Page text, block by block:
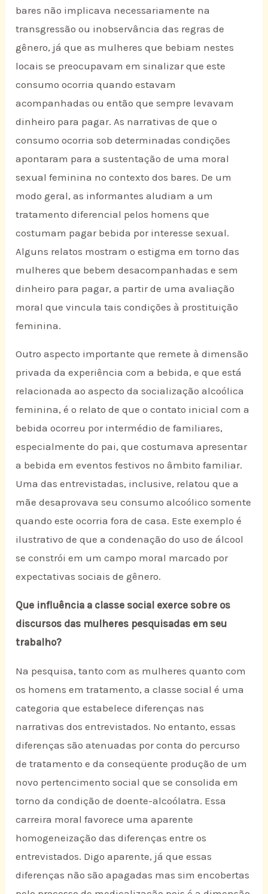
bares não implicava necessariamente na
transgressão ou inobservância das regras de
gênero, já que as mulheres que bebiam nestes
locais se preocupavam em sinalizar que este
consumo ocorria quando estavam
acompanhadas ou então que sempre levavam
dinheiro para pagar. As narrativas de que o
consumo ocorria sob determinadas condições
apontaram para a sustentação de uma moral
sexual feminina no contexto dos bares. De um
modo geral, as informantes aludiam a um
tratamento diferencial pelos homens que
costumam pagar bebida por interesse sexual.
Alguns relatos mostram o estigma em torno das
mulheres que bebem desacompanhadas e sem
dinheiro para pagar, a partir de uma avaliação
moral que vincula tais condições à prostituição
feminina.
Outro aspecto importante que remete à dimensão
privada da experiência com a bebida, e que está
relacionada ao aspecto da socialização alcoólica
feminina, é o relato de que o contato inicial com a
bebida ocorreu por intermédio de familiares,
especialmente do pai, que costumava apresentar
a bebida em eventos festivos no âmbito familiar.
Uma das entrevistadas, inclusive, relatou que a
mãe desaprovava seu consumo alcoólico somente
quando este ocorria fora de casa. Este exemplo é
ilustrativo de que a condenação do uso de álcool
se constrói em um campo moral marcado por
expectativas sociais de gênero.
Que influência a classe social exerce sobre os
discursos das mulheres pesquisadas em seu
trabalho?
Na pesquisa, tanto com as mulheres quanto com
os homens em tratamento, a classe social é uma
categoria que estabelece diferenças nas
narrativas dos entrevistados. No entanto, essas
diferenças são atenuadas por conta do percurso
de tratamento e da conseqüente produção de um
novo pertencimento social que se consolida em
torno da condição de doente-alcoólatra. Essa
carreira moral favorece uma aparente
homogeneização das diferenças entre os
entrevistados. Digo aparente, já que essas
diferenças não são apagadas mas sim encobertas